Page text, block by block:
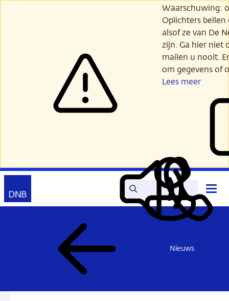
Waarschuwing:
Oplichters
alsof ze van De
zijn. Ga hier niet
mailen u nooit.
om gegevens of
Lees meer
Zoek Lees
voor
Mijn
DNB
Contact
Nieuws